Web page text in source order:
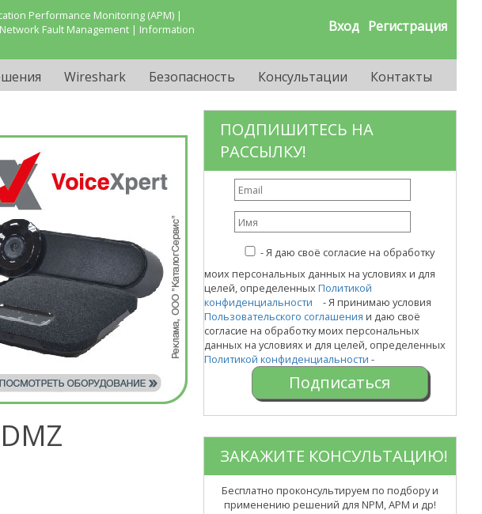
Вход Регистрация
Performance Monitoring (APM) |
Fault Management | Information
Wireshark Безопасность Консультации Контакты
ПОДПИШИТЕСЬ НА
РАССЫЛКУ!
-Я даю своё согласие на обработку
моих персональных данных на условиях и для
целей, определенныхПолитикой
конфиденциальности
- Я принимаю условия
Пользовательского соглашения и даю своё
согласие на обработку моих персональных
данных на условиях и для целей, определенных
Политикой конфиденциальности -
ЗАКАЖИТЕ КОНСУЛЬТАЦИЮ!
Бесплатно проконсультируем по подбору и
применению решений для NPM, APM и др!